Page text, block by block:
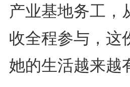
产业基地务工，
收全程参与，这
她的生活越来越